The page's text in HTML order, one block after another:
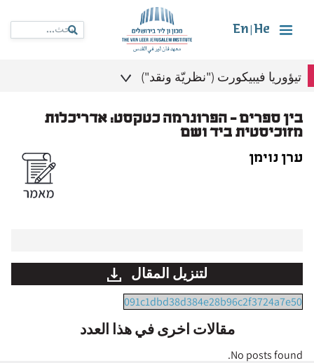
He
En
تيؤوريا فيبيكورت ("نظريّة ونقد")
בין ספרים – הפרוגרמה כטקסט: אדריכלות
מזוכיסטית ביד ושם
ערן נוימן
لتنزيل المقال
091c1dbd38d384e28b96c2f3724a7e50
مقالات اخرى في هذا العدد
No posts found.